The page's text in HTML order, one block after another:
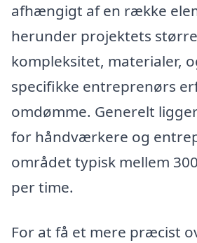
afhængigt af en række
herunder projektets
kompleksitet, materialer,
specifikke entreprenørs
omdømme. Generelt
for håndværkere og
området typisk mellem
per time.
For at få et mere præcist